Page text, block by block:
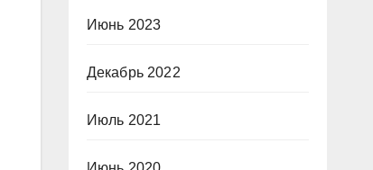
Июнь 2023
Декабрь 2022
Июль 2021